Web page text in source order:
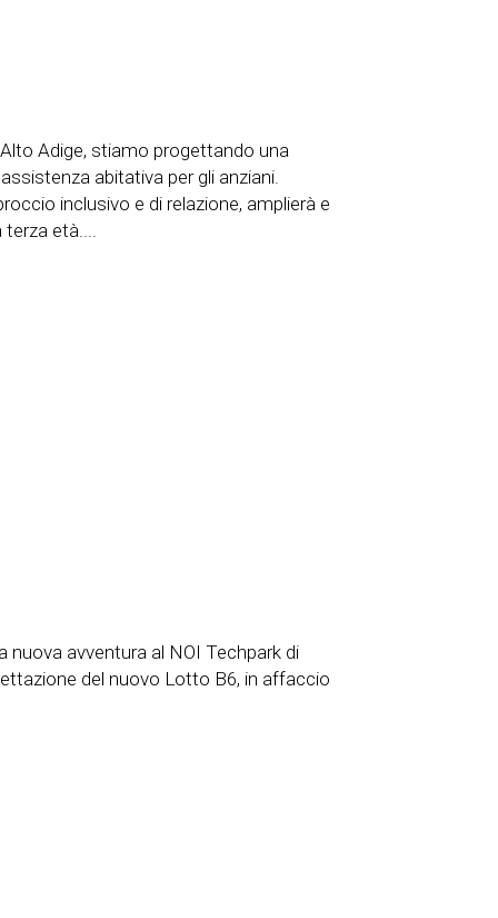
Adige, stiamo progettando una
abitativa per gli anziani.
inclusivo e di relazione, amplierà e
età....
nuova avventura al NOI Techpark di
del nuovo Lotto B6, in affaccio